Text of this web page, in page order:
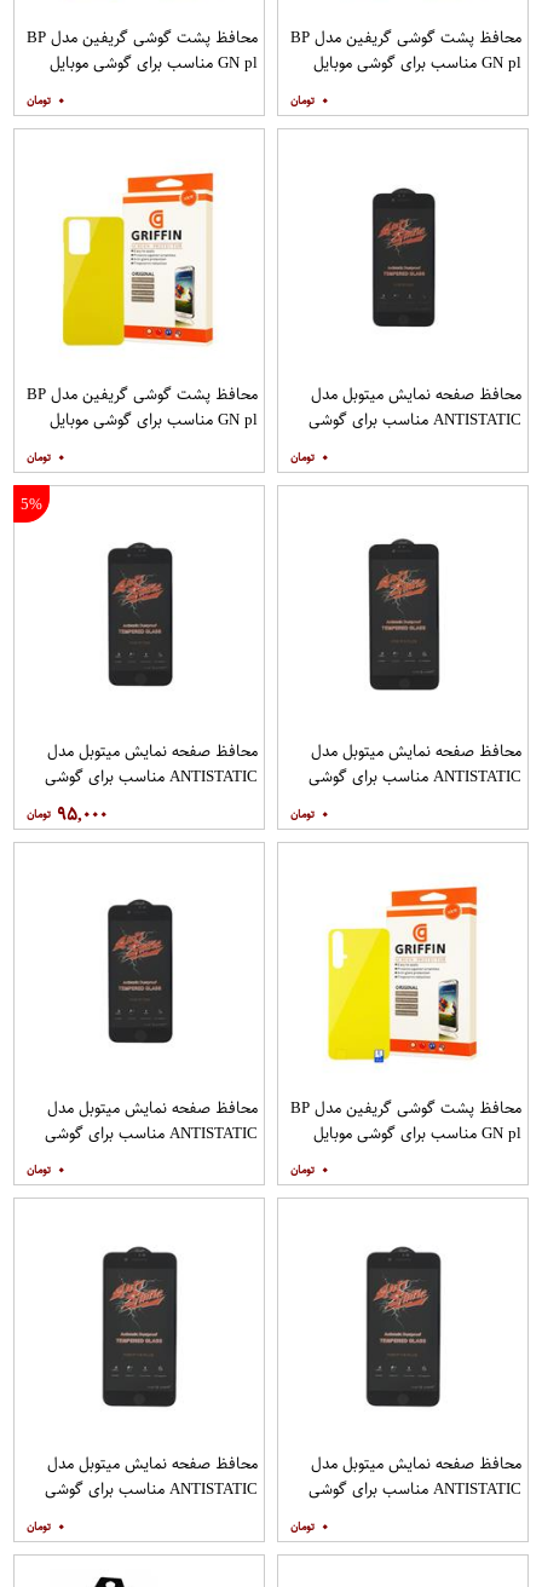
محافظ پشت گوشی گریفین مدل BP
GN pl مناسب برای گوشی موبایل
۰
محافظ پشت گوشی گریفین مدل BP
GN pl مناسب برای گوشی موبایل
۰
محافظ صفحه نمایش میتوبل مدل
ANTISTATIC مناسب برای گوشی
۰
محافظ پشت گوشی گریفین مدل BP
GN pl مناسب برای گوشی موبایل
۰
محافظ صفحه نمایش میتوبل مدل
ANTISTATIC مناسب برای گوشی
۰
5%
محافظ صفحه نمایش میتوبل مدل
ANTISTATIC مناسب برای گوشی
۹۵,۰۰۰
محافظ پشت گوشی گریفین مدل BP
GN pl مناسب برای گوشی موبایل
۰
محافظ صفحه نمایش میتوبل مدل
ANTISTATIC مناسب برای گوشی
۰
محافظ صفحه نمایش میتوبل مدل
ANTISTATIC مناسب برای گوشی
۰
محافظ صفحه نمایش میتوبل مدل
ANTISTATIC مناسب برای گوشی
۰